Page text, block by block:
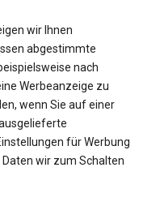
wir Ihnen
abgestimmte
nach
Werbeanzeige zu
wenn Sie auf einer
für Werbung
wir zum Schalten